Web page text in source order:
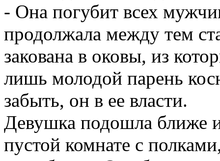
- Она погубит всех
продолжала между тем
закована в оковы, из
лишь молодой парень
забыть, он в ее власти.
Девушка подошла ближе
пустой комнате с